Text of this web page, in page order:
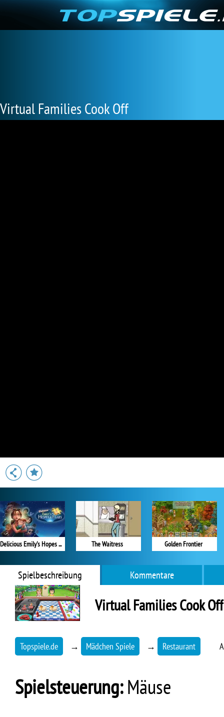
Virtual Families Cook Off
Delicious Emily's Hopes & Fears The Waitress Golden Frontier
Spielbeschreibung Kommentare
Virtual Families Cook Off
Topspiele.de → Mädchen Spiele → Restaurant
Spielsteuerung:Mäuse